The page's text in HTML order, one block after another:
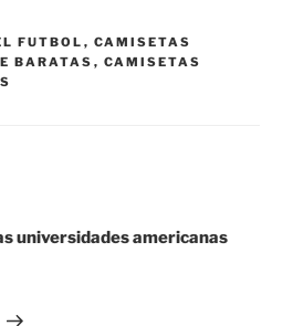
FUTBOL , CAMISETAS
BARATAS , CAMISETAS
universidades americanas